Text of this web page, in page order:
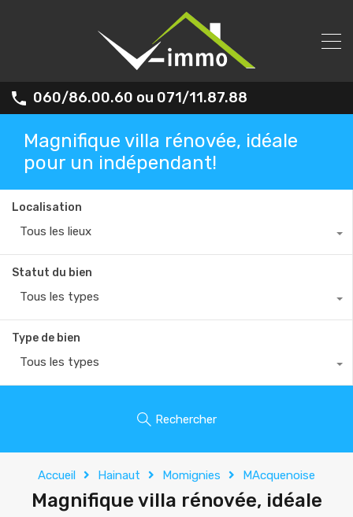
060/86.00.60 ou 071/11.87.88
Magnifique villa rénovée, idéale
pour un indépendant!
Localisation
Tous les lieux
Statut du bien
Tous les types
Type de bien
Tous les types
Rechercher
Accueil Hainaut Momignies MAcquenoise
Magnifique villa rénovée, idéale